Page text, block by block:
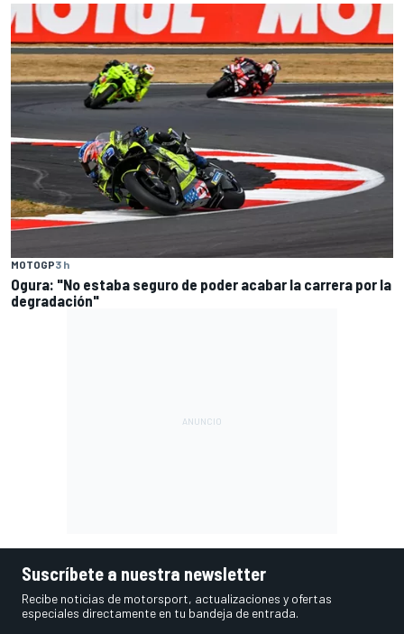
MOTOGP3 h
Ogura: "No estaba seguro de poder acabar la carrera por la
degradación"
Suscríbete a nuestra newsletter
Recibe noticias de motorsport, actualizaciones y ofertas
especiales directamente en tu bandeja de entrada.